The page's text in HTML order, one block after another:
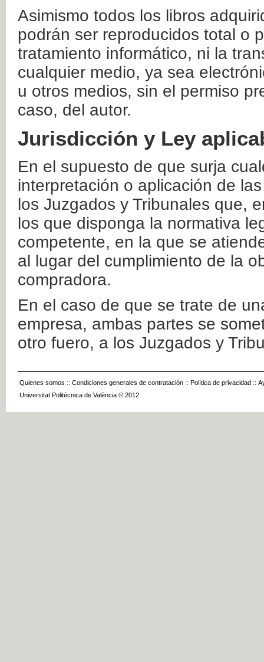
Asimismo todos los libros
podrán ser reproducidos total o
tratamiento informático, ni la
cualquier medio, ya sea
u otros medios, sin el permiso
caso, del autor.
Jurisdicción y Ley
En el supuesto de que surja
interpretación o aplicación de
los Juzgados y Tribunales que,
los que disponga la normativa
competente, en la que se
al lugar del cumplimiento de la
compradora.
En el caso de que se trate de
empresa, ambas partes se
otro fuero, a los Juzgados y
Quienes somos :: Condiciones generales de contratación :: Política de privacidad ::
Universitat Politècnica de València © 2012